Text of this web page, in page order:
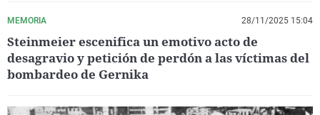
MEMORIA 28/11/2025 15:04
Steinmeier escenifica un emotivo acto de
desagravio y petición de perdón a las víctimas del
bombardeo de Gernika